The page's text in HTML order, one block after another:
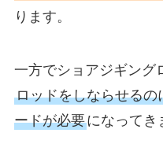
ります。
一方でショアジギング
ロッドをしならせる
ードが必要になってき